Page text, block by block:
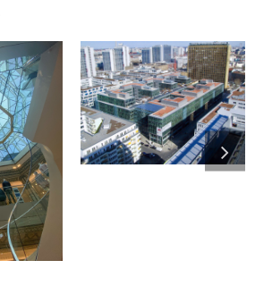
2-8
AXEL SPRINGER
PASSAGE